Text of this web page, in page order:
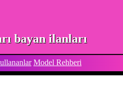
bayan ilanları
Model Rehberi